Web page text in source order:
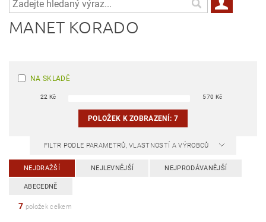
MANET KORADO
NA SKLADĚ
22 Kč 570 Kč
POLOŽEK K ZOBRAZENÍ: 7
FILTR PODLE PARAMETRŮ, VLASTNOSTÍ A VÝROBCŮ
NEJDRAŽŠÍ NEJLEVNĚJŠÍ NEJPRODÁVANĚJŠÍ
ABECEDNĚ
7 položek celkem